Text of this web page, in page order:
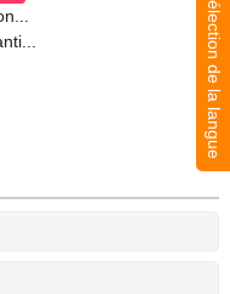
Sélection de la langue